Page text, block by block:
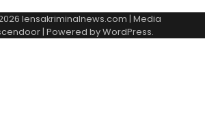
lensakriminalnews.com | Media
| Powered byWordPress.